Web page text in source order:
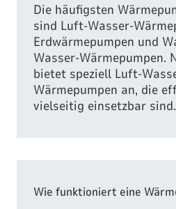
Die häufigsten
sind Luft-Wasser-
Erdwärmepumpen und
Wasser-Wärmepumpen.
bietet speziell Luft-
Wärmepumpen an, die
vielseitig einsetzbar sind.
Wie funktioniert eine